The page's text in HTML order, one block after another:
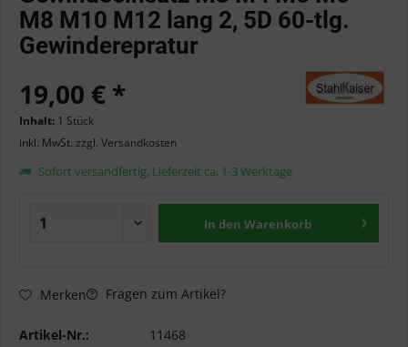
M8 M10 M12 lang 2, 5D 60-tlg.
Gewinderepratur
19,00 € *
Inhalt: 1 Stück
inkl. MwSt. zzgl. Versandkosten
Sofort versandfertig, Lieferzeit ca. 1-3 Werktage
In den Warenkorb
Merken Fragen zum Artikel?
Artikel-Nr.:
11468